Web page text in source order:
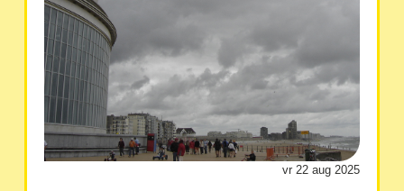
vr 22 aug 2025